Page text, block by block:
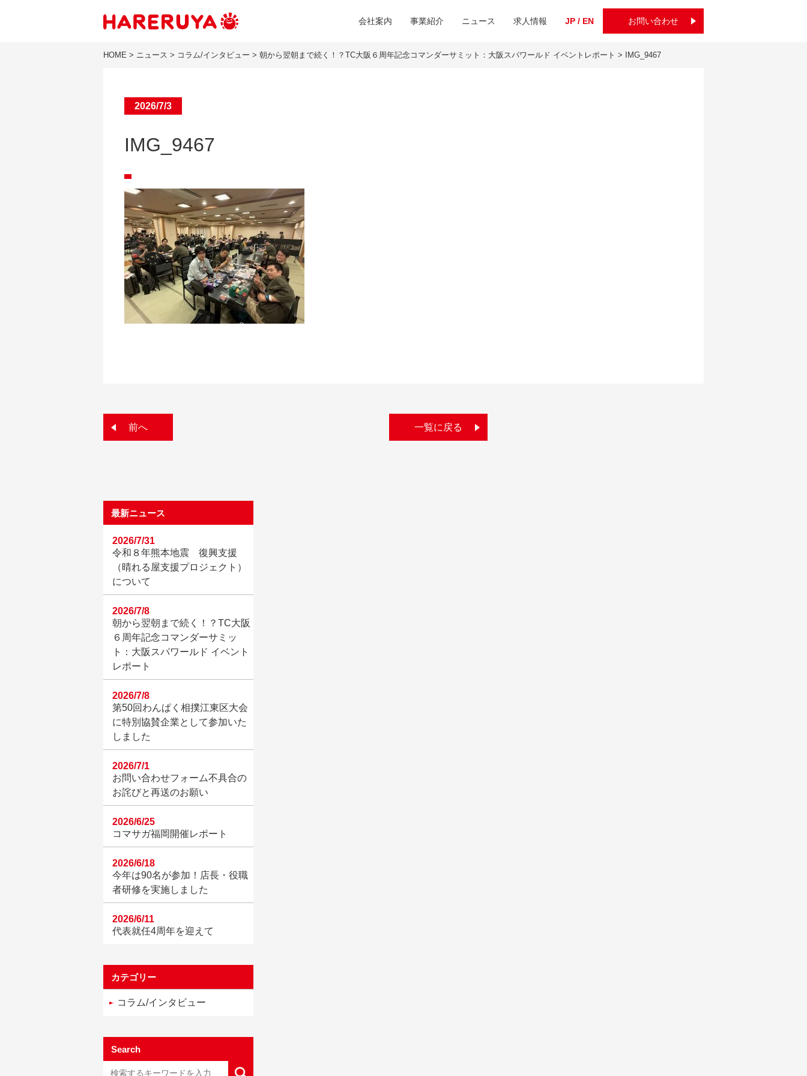
会社案内 事業紹介 ニュース 求人情報 JP / EN お問い合わせ
HOME > ニュース > コラム/インタビュー > 朝から翌朝まで続く！？TC大阪６周年記念コマンダーサミット：大阪スパワールド イベントレポート > IMG_9467
2026/7/3
IMG_9467
前へ 一覧に戻る
最新ニュース
令和８年熊本地震 復興支援
（晴れる屋支援プロジェクト）
について
2026/7/31
朝から翌朝まで続く！？TC大阪
６周年記念コマンダーサミッ
ト：大阪スパワールド イベント
レポート
2026/7/8
第50回わんぱく相撲江東区大会
に特別協賛企業として参加いた
しました
2026/7/8
お問い合わせフォーム不具合の
お詫びと再送のお願い
2026/7/1
コマサガ福岡開催レポート
2026/6/25
今年は90名が参加！店長・役職
者研修を実施しました
2026/6/18
代表就任4周年を迎えて
2026/6/11
カテゴリー
コラム/インタビュー
Search